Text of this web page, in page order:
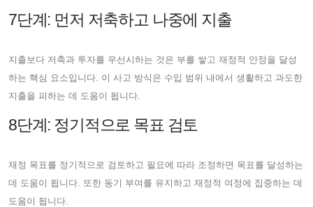
7단계: 먼저 저축하고 나중에 지출
지출보다 저축과 투자를 우선시하는 것은 부를 쌓고 재정적 안정을 달성
하는 핵심 요소입니다. 이 사고 방식은 수입 범위 내에서 생활하고 과도한
지출을 피하는 데 도움이 됩니다.
8단계: 정기적으로 목표 검토
재정 목표를 정기적으로 검토하고 필요에 따라 조정하면 목표를 달성하는
데 도움이 됩니다. 또한 동기 부여를 유지하고 재정적 여정에 집중하는 데
도움이 됩니다.